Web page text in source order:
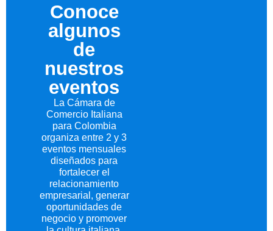
Conoce
algunos
de
nuestros
eventos
La Cámara de
Comercio Italiana
para Colombia
organiza entre 2 y 3
eventos mensuales
diseñados para
fortalecer el
relacionamiento
empresarial, generar
oportunidades de
negocio y promover